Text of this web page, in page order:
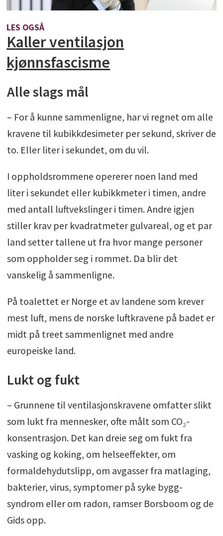
LES OGSÅ
Kaller ventilasjon
kjønnsfascisme
Alle slags mål
– For å kunne sammenligne, har vi regnet om alle
kravene til kubikkdesimeter per sekund, skriver de
to. Eller liter i sekundet, om du vil.
I oppholdsrommene opererer noen land med
liter i sekundet eller kubikkmeter i timen, andre
med antall luftvekslinger i timen. Andre igjen
stiller krav per kvadratmeter gulvareal, og et par
land setter tallene ut fra hvor mange personer
som oppholder seg i rommet. Da blir det
vanskelig å sammenligne.
På toalettet er Norge et av landene som krever
mest luft, mens de norske luftkravene på badet er
midt på treet sammenlignet med andre
europeiske land.
Lukt og fukt
– Grunnene til ventilasjonskravene omfatter slikt
som lukt fra mennesker, ofte målt som CO₂-
konsentrasjon. Det kan dreie seg om fukt fra
vasking og koking, om helseeffekter, om
formaldehydutslipp, om avgasser fra matlaging,
bakterier, virus, symptomer på syke bygg-
syndrom eller om radon, ramser Borsboom og de
Gids opp.